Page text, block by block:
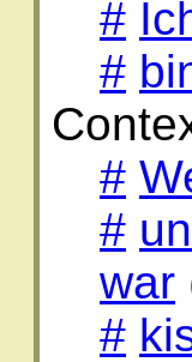
#
#
#
#
war
#